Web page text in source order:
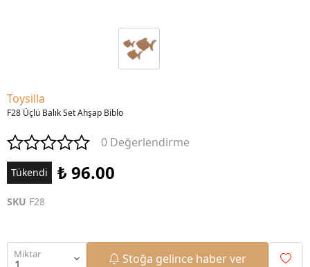
Toysilla
F28 Üçlü Balık Set Ahşap Biblo
0 Değerlendirme
Tükendi ₺ 96.00
SKU F28
Miktar Stoğa gelince haber ver